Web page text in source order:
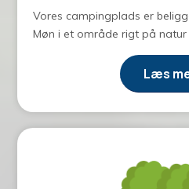
Vores campingplads er
Møn i et område rigt på
Læs